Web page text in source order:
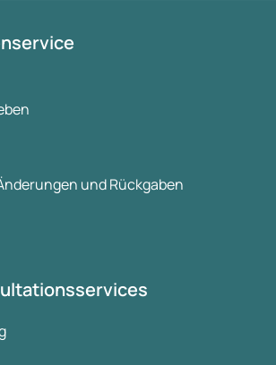
bringt jedoch ebenfalls
beleuchten wir beide
Wirkung auf das Gewicht, die
sowie die
und Rückgaben